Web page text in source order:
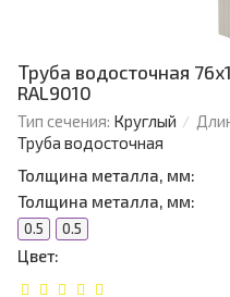
Труба водосточная
RAL9010
Тип сечения: Круглый
Труба водосточная
Толщина металла, мм:
Толщина металла, мм:
0.5 0.5
Цвет: